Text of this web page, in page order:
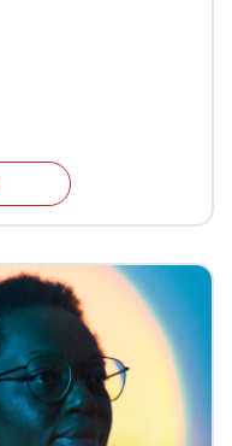
SPECTACLE LE MIEL